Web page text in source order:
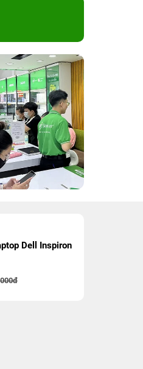
Dell Inspiron